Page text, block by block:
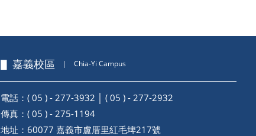
▋ 嘉義校區 ｜ Chia-Yi Campus
電話：( 05 ) - 277-3932 │ ( 05 ) - 277-2932
傳真：( 05 ) - 275-1194
地址： 60077 嘉義市盧厝里紅毛埤217號